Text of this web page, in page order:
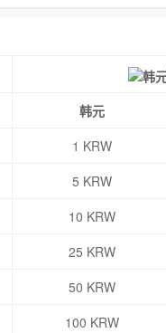
韩元
1 KRW
5 KRW
10 KRW
25 KRW
50 KRW
100 KRW